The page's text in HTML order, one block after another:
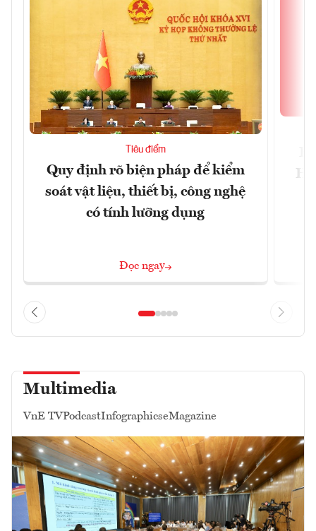
Tiêu điểm
Quy định rõ biện pháp để kiểm
soát vật liệu, thiết bị, công nghệ
có tính lưỡng dụng
Đọc ngay
Multimedia
VnE TVPodcastInfographicseMagazine